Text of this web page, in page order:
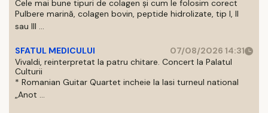
Cele mai bune tipuri de colagen și cum le folosim corect
Pulbere marină, colagen bovin, peptide hidrolizate, tip I, II
sau III ...
SFATUL MEDICULUI
07/08/2026 14:31
Vivaldi, reinterpretat la patru chitare. Concert la Palatul
Culturii
* Romanian Guitar Quartet incheie la Iasi turneul national
„Anot ...